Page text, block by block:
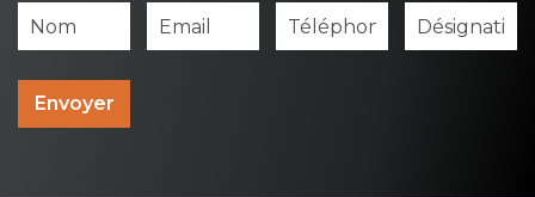
Envoyer